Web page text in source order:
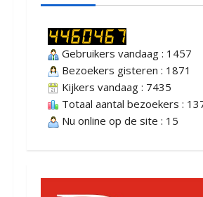
Gebruikers vandaag : 1457
Bezoekers gisteren : 1871
Kijkers vandaag : 7435
Totaal aantal bezoekers :
Nu online op de site : 15